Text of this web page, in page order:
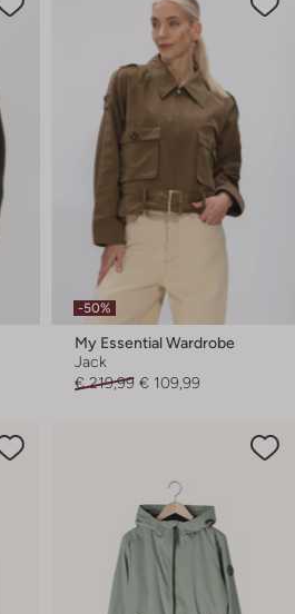
-50%
My Essential Wardrobe
Jack
€ 219,99 € 109,99